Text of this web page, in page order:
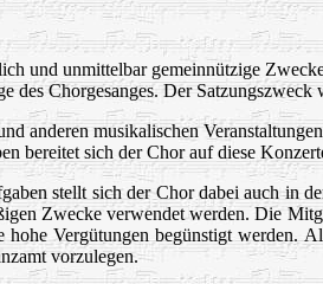
und unmittelbar gemeinnützige
des Chorgesanges. Der
anderen musikalischen
bereitet sich der Chor auf diese
stellt sich der Chor dabei auch in
Zwecke verwendet werden. Die
hohe Vergütungen begünstigt werden.
vorzulegen.